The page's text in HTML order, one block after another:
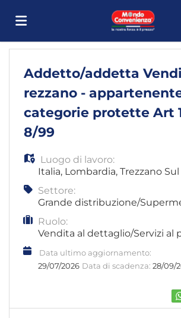
Offerte
lavoro
il
CV
Login
Lingua
EN
FR
Addetto/addetta
rezzano -
categorie protette Art
8/99
Luogo di lavoro:
Italia, Lombardia, Trezzano
Settore:
Grande distribuzione/
Ruolo:
Vendita al dettaglio/Servizi al
Data ultimo aggiornamento:
29/07/2026 Data di scadenza: 28/09/